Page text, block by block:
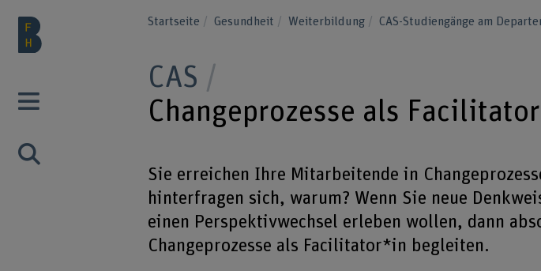
Startseite Gesundheit Weiterbildung CAS-Studiengänge am
CAS
Changeprozesse als
Sie erreichen Ihre Mitarbeitende in
hinterfragen sich, warum? Wenn Sie neue
einen Perspektivwechsel erleben wollen, dann
Changeprozesse als Facilitator*in begleiten.